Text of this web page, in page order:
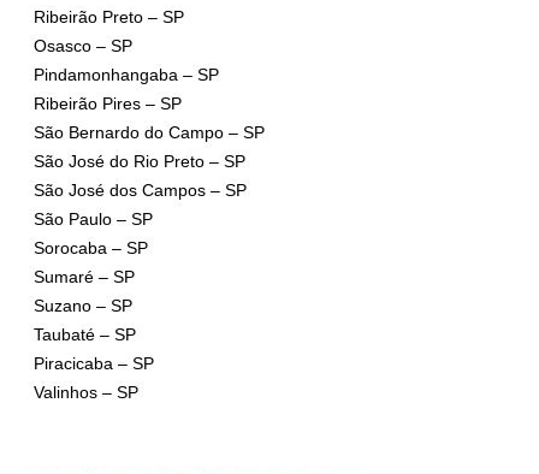
Ribeirão Preto – SP
Osasco – SP
Pindamonhangaba – SP
Ribeirão Pires – SP
São Bernardo do Campo – SP
São José do Rio Preto – SP
São José dos Campos – SP
São Paulo – SP
Sorocaba – SP
Sumaré – SP
Suzano – SP
Taubaté – SP
Piracicaba – SP
Valinhos – SP